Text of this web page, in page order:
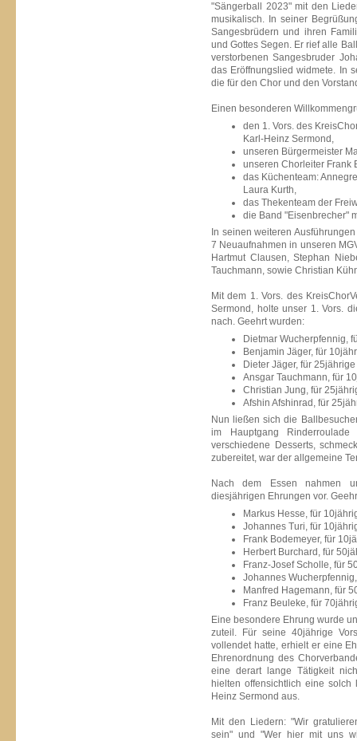
"Sängerball 2023" mit den
musikalisch. In seiner
Sangesbrüdern und ihren
und Gottes Segen. Er rief alle
verstorbenen Sangesbruder
das Eröffnungslied widmete. In
die für den Chor und den
Einen besonderen
den 1. Vors. des
Karl-Heinz Sermond,
unseren Bürgermeister
unseren Chorleiter Frank
das Küchenteam:
Laura Kurth,
das Thekenteam der
die Band "Eisenbrecher"
In seinen weiteren
7 Neuaufnahmen in unseren
Hartmut Clausen, Stephan
Tauchmann, sowie Christian
Mit dem 1. Vors. des
Sermond, holte unser 1. Vors.
nach. Geehrt wurden:
Dietmar Wucherpfennig,
Benjamin Jäger, für
Dieter Jäger, für
Ansgar Tauchmann, für
Christian Jung, für
Afshin Afshinrad, für
Nun ließen sich die
im Hauptgang
verschiedene Desserts,
zubereitet, war der allgemeine
Nach dem Essen nahmen
diesjährigen Ehrungen vor.
Markus Hesse, für
Johannes Turi, für
Frank Bodemeyer, für
Herbert Burchard, für
Franz-Josef Scholle, für
Johannes
Manfred Hagemann, für
Franz Beuleke, für
Eine besondere Ehrung wurde
zuteil. Für seine 40jährige
vollendet hatte, erhielt er eine
Ehrenordnung des
eine derart lange Tätigkeit
hielten offensichtlich eine
Heinz Sermond aus.
Mit den Liedern: "Wir
sein" und "Wer hier mit uns